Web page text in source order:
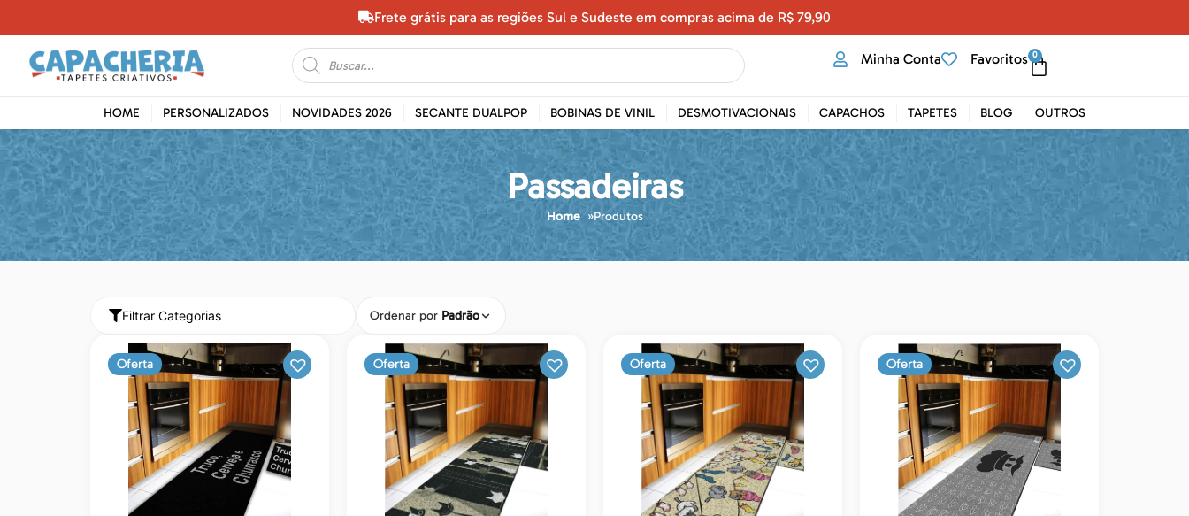
Frete grátis para as regiões Sul e Sudeste em compras acima de R$ 79,90
Minha Conta Favoritos 0
HOME PERSONALIZADOS NOVIDADES 2026 SECANTE DUALPOP BOBINAS DE VINIL DESMOTIVACIONAIS CAPACHOS TAPETES BLOG OUTROS
Passadeiras
Home»Produtos
Filtrar Categorias Ordenar por Padrão
Oferta Oferta Oferta Oferta